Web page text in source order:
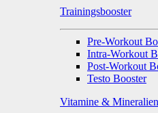
Trainingsbooster
Pre-Workout
Intra-Workout
Post-Workout
Testo Booster
Vitamine & Mineralien